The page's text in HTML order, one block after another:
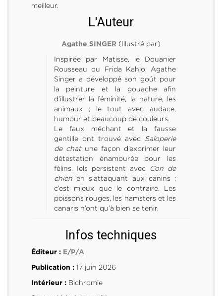
meilleur.
L'Auteur
Agathe SINGER (Illustré par)
Inspirée par Matisse, le Douanier
Rousseau ou Frida Kahlo, Agathe
Singer a développé son goût pour
la peinture et la gouache afin
d’illustrer la féminité, la nature, les
animaux ; le tout avec audace,
humour et beaucoup de couleurs.
Le faux méchant et la fausse
gentille ont trouvé avec Saloperie
de chatune façon d’exprimer leur
détestation énamourée pour les
félins. Iels persistent avec
Con de
chienen s’attaquant aux canins ;
c’est mieux que le contraire. Les
poissons rouges, les hamsters et les
canaris n’ont qu’à bien se tenir.
Infos techniques
Éditeur : E/P/A
Publication :17 juin 2026
Intérieur :Bichromie